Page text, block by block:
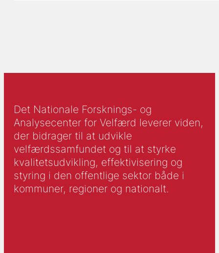
Det Nationale Forsknings- og
Analysecenter for Velfærd leverer viden,
der bidrager til at udvikle
velfærdssamfundet og til at styrke
kvalitetsudvikling, effektivisering og
styring i den offentlige sektor både i
kommuner, regioner og nationalt.